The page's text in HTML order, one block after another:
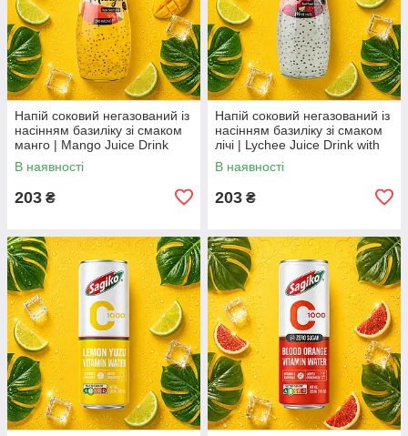
Напій соковий негазований із
насінням базиліку зі смаком
манго | Mango Juice Drink
with Basil Seeds | В'єтнам |
Bisan | 290 мл AO
В наявності
203 ₴
Напій соковий негазований із
насінням базиліку зі смаком
лічі | Lychee Juice Drink with
Basil Seeds | В'єтнам | Bisan |
290 мл AO
В наявності
203 ₴